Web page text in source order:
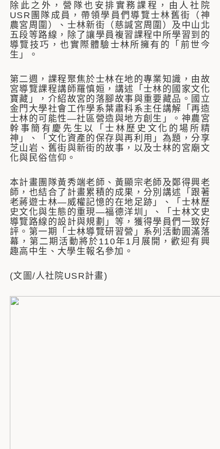
除此之外，營隊也安排實務課程，由人社院
USR團隊成員，帶領學員們導覽士林舊街（神
農宮周圍）、士林新街（慈諴宮周圍）及中山北
五段等路線，除了讓學員複習課程中所學習到的
導覽技巧，也實際體驗士林所擁有的「前世今
生」。
第二週，課程聚焦於士林在地的專業知識，由故
宮導覽課程講師羅慎姮，講述「士林的國家文化
寶藏」，介紹故宮的落腳故事與重要藏品。國立
金門大學社會工作學系葉肅科系主任講解「再造
士林的可能性—社區營造與地方創生」。神農宮
幹事簡有慶先生以「士林歷史文化的場所精
神」、「文化資產的保存與再利用」為題，分享
芝山岩、舊街與新街的故事，以及士林的宮廟文
化與民俗信仰。
本計畫團隊黃秀端老師、黃顯宗老師及鄭得興老
師，也結合了計畫累積的成果，分別講述「跟著
老蔣遊士林—威權記憶的在地足跡」、「士林歷
史文化與生態的重現—福德洋圳」、「士林文史
導覽路線的設計與規劃」等，獲得學員們一致好
評。第一期「士林導覽研習營」系列活動圓滿落
幕，第二期活動將於110年1月展開，歡迎有興
趣高中生、大學生報名參加。
(文圖/人社院USR計畫)